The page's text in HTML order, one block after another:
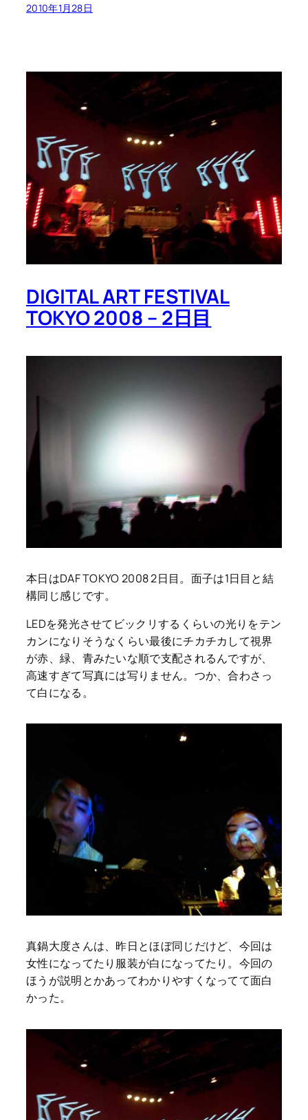
2010年1月28日
DIGITAL ART FESTIVAL
TOKYO 2008 – 2日目
本日はDAF TOKYO 2008 2日目。面子は1日目と結
構同じ感じです。
LEDを発光させてビックリするくらいの光りをテン
カンになりそうなくらい最後にチカチカして視界
が赤、緑、青みたいな順で支配されるんですが、
高速すぎて写真には写りません。つか、合わさっ
て白になる。
真鍋大度さんは、昨日とほぼ同じだけど、今回は
女性になってたり服装が白になってたり。今回の
ほうが説明とかあってわかりやすくなってて面白
かった。